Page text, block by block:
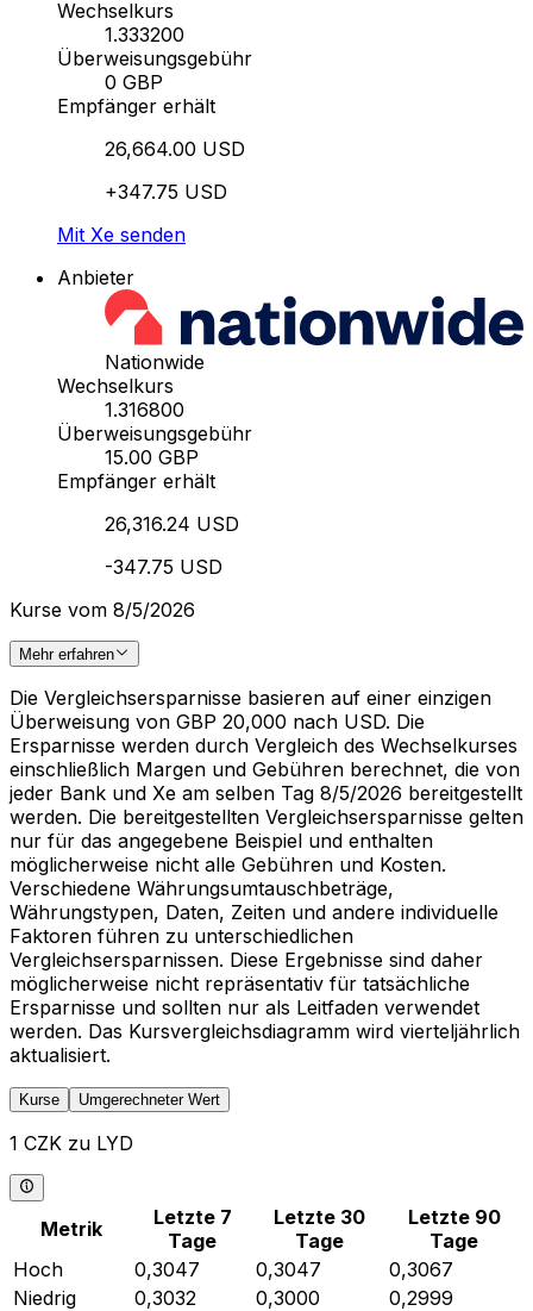
Wechselkurs
1.333200
Überweisungsgebühr
0 GBP
Empfänger erhält
26,664.00 USD
+347.75 USD
Mit Xe senden
Anbieter
Nationwide
Wechselkurs
1.316800
Überweisungsgebühr
15.00 GBP
Empfänger erhält
26,316.24 USD
-347.75 USD
Kurse vom 8/5/2026
Mehr erfahren
Die Vergleichsersparnisse basieren auf einer einzigen
Überweisung von GBP 20,000 nach USD. Die
Ersparnisse werden durch Vergleich des Wechselkurses
einschließlich Margen und Gebühren berechnet, die von
jeder Bank und Xe am selben Tag 8/5/2026 bereitgestellt
werden. Die bereitgestellten Vergleichsersparnisse gelten
nur für das angegebene Beispiel und enthalten
möglicherweise nicht alle Gebühren und Kosten.
Verschiedene Währungsumtauschbeträge,
Währungstypen, Daten, Zeiten und andere individuelle
Faktoren führen zu unterschiedlichen
Vergleichsersparnissen. Diese Ergebnisse sind daher
möglicherweise nicht repräsentativ für tatsächliche
Ersparnisse und sollten nur als Leitfaden verwendet
werden. Das Kursvergleichsdiagramm wird vierteljährlich
aktualisiert.
Kurse Umgerechneter Wert
1 CZK zu LYD
Metrik
Letzte 7
Tage
Letzte 30
Tage
Letzte 90
Tage
Hoch
0,3047 0,3047
0,3067
Niedrig
0,3032 0,3000
0,2999